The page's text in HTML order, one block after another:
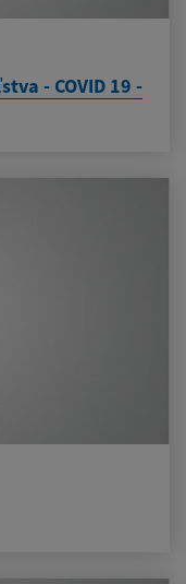
- COVID 19 -